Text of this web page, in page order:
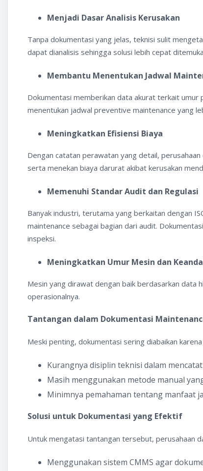
Menjadi Dasar Analisis Kerusakan
Tanpa dokumentasi yang jelas, teknisi sulit
dapat dianalisis sehingga solusi lebih cepat
Membantu Menentukan Jadwal
Dokumentasi memberikan data akurat terkait umur
menentukan jadwal preventive maintenance yang
Meningkatkan Efisiensi Biaya
Dengan catatan perawatan yang detail,
serta menekan biaya darurat akibat kerusakan
Memenuhi Standar Audit dan Regulasi
Banyak industri, terutama yang berkaitan dengan
maintenance sebagai bagian dari audit.
inspeksi.
Meningkatkan Umur Mesin dan
Mesin yang dirawat dengan baik berdasarkan data
operasionalnya.
Tantangan dalam Dokumentasi
Meski penting, dokumentasi sering diabaikan
Kurangnya disiplin teknisi dalam
Masih menggunakan metode manual
Minimnya pemahaman tentang manfaat
Solusi untuk Dokumentasi yang Efektif
Untuk mengatasi tantangan tersebut, perusahaan
Menggunakan sistem CMMS agar